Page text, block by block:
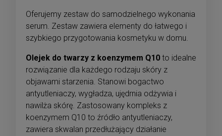
Oferujemy zestaw do samodzielnego wykonania
serum. Zestaw zawiera elementy do łatwego i
szybkiego przygotowania kosmetyku w domu.
Olejek do twarzy z koenzymem Q10 to idealne
rozwiązanie dla każdego rodzaju skóry z
objawami starzenia. Stanowi bogactwo
antyutleniaczy, wygładza, ujędrnia odżywia i
nawilża skórę. Zastosowany kompleks z
koenzymem Q10 to źródło antyutleniaczy,
zawiera skwalan przedłużający działanie